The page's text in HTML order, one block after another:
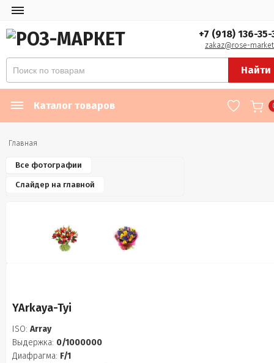
+7 (918) 136-35-
zakaz@rose-
Найти
Каталог товаров
Главная
Все фотографии
Слайдер на главной
YArkaya-Tyi
ISO: Array
Выдержка: 0/1000000
Диафрагма: F/1